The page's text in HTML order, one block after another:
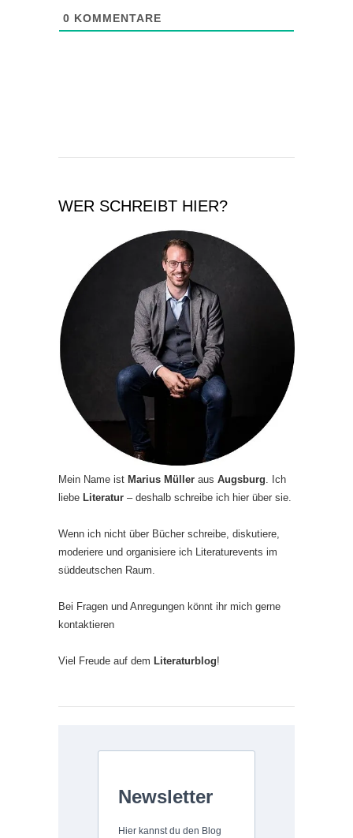
0 KOMMENTARE
WER SCHREIBT HIER?
Mein Name ist Marius Müller aus Augsburg . Ich
liebe Literatur – deshalb schreibe ich hier über sie.
Wenn ich nicht über Bücher schreibe, diskutiere,
moderiere und organisiere ich Literaturevents im
süddeutschen Raum.
Bei Fragen und Anregungen könnt ihr mich gerne
kontaktieren
Viel Freude auf dem Literaturblog!
Newsletter
Hier kannst du den Blog